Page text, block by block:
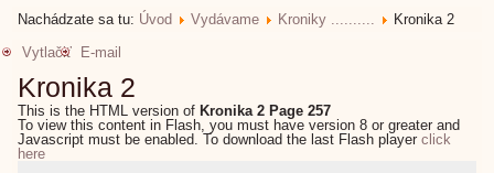
Nachádzate sa tu: Úvod Vydávame Kroniky ..........
Kronika 2
Vytlačiť
E-mail
Kronika 2
This is the HTML version of Kronika 2 Page 257
To view this content in Flash, you must have version 8 or greater and
Javascript must be enabled. To download the last Flash playerclick
here